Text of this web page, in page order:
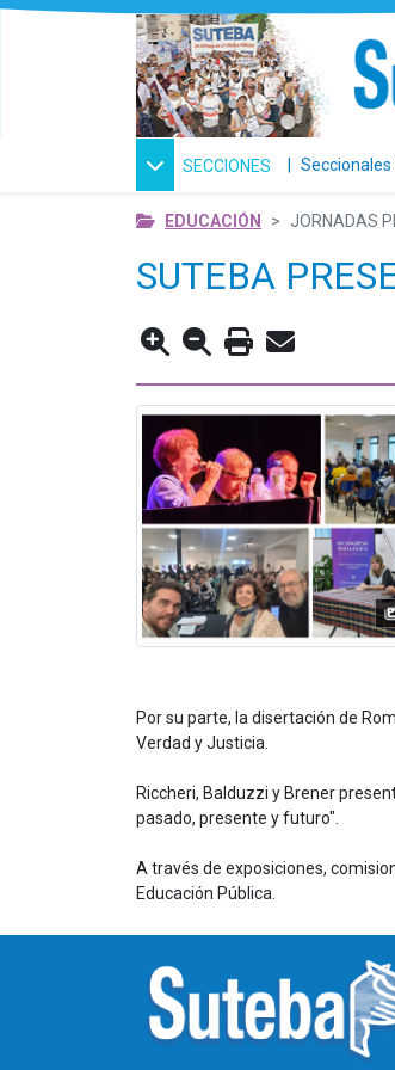
SECCIONES | Seccionales
EDUCACIÓN JORNADAS
SUTEBA
Por su parte, la disertación de
Verdad y Justicia.
Riccheri, Balduzzi y Brener
pasado, presente y futuro".
A través de exposiciones,
Educación Pública.